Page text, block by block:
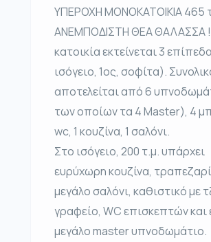
ΥΠΕΡΟΧΗ ΜΟΝΟΚΑΤΟΙΚΙΑ 465
ΑΝΕΜΠΟΔΙΣΤΗ ΘΕΑ ΘΑΛΑΣΣΑ
κατοικία εκτείνεται 3
ισόγειο, 1ος, σοφίτα).
αποτελείται από 6
των οποίων τα 4 Master), 4
wc, 1 κουζίνα, 1 σαλόνι.
Στο ισόγειο, 200 τ.μ. υπάρχει
ευρύχωρη κουζίνα,
μεγάλο σαλόνι, καθιστικό με
γραφείο, WC επισκεπτών και
μεγάλο master υπνοδωμάτιο.